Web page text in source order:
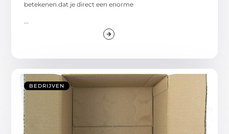
betekenen dat je direct een enorme
BEDRIJVEN